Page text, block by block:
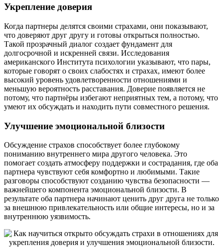
Укрепление доверия
Когда партнеры делятся своими страхами, они показывают,
что доверяют друг другу и готовы открыться полностью.
Такой прозрачный диалог создает фундамент для
долгосрочной и искренней связи. Исследования
американского Института психологии указывают, что пары,
которые говорят о своих слабостях и страхах, имеют более
высокий уровень удовлетворенности отношениями и
меньшую вероятность расставания. Доверие появляется не
потому, что партнёры избегают неприятных тем, а потому, что
умеют их обсуждать и находить пути совместного решения.
Улучшение эмоциональной близости
Обсуждение страхов способствует более глубокому
пониманию внутреннего мира другого человека. Это
помогает создать атмосферу поддержки и сострадания, где оба
партнера чувствуют себя комфортно и любимыми. Такие
разговоры способствуют созданию чувства безопасности —
важнейшего компонента эмоциональной близости. В
результате оба партнера начинают ценить друг друга не только
за внешнюю привлекательность или общие интересы, но и за
внутреннюю уязвимость.